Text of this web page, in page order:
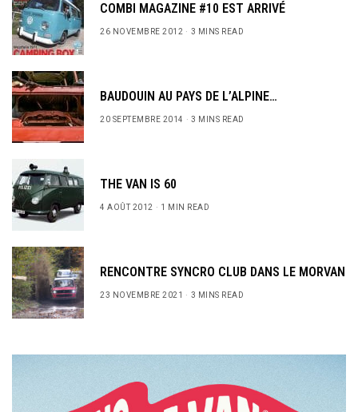
COMBI MAGAZINE #10 EST ARRIVÉ
26 NOVEMBRE 2012 3 MINS READ
BAUDOUIN AU PAYS DE L’ALPINE…
20 SEPTEMBRE 2014 3 MINS READ
THE VAN IS 60
4 AOÛT 2012 1 MIN READ
RENCONTRE SYNCRO CLUB DANS LE MORVAN
23 NOVEMBRE 2021 3 MINS READ